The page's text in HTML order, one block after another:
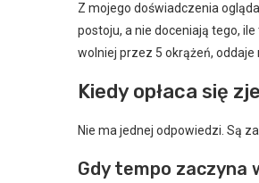
Z mojego doświadczenia
postoju, a nie doceniają tego,
wolniej przez 5 okrążeń,
Kiedy opłaca się
Nie ma jednej odpowiedzi. Są
Gdy tempo zaczyna